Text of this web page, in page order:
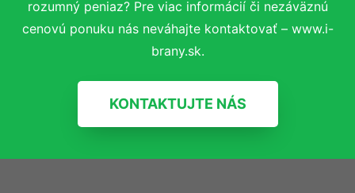
rozumný peniaz? Pre viac informácií či nezáväznú
cenovú ponuku nás neváhajte kontaktovať – www.i-
brany.sk.
KONTAKTUJTE NÁS